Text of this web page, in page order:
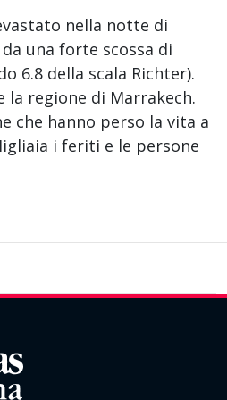
nella notte di
una forte scossa di
6.8 della scala Richter).
regione di Marrakech.
che hanno perso la vita a
i feriti e le persone